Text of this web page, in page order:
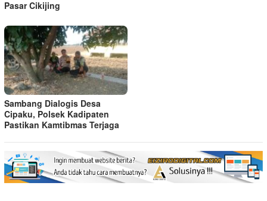
Pasar Cikijing
Sambang Dialogis Desa
Cipaku, Polsek Kadipaten
Pastikan Kamtibmas Terjaga